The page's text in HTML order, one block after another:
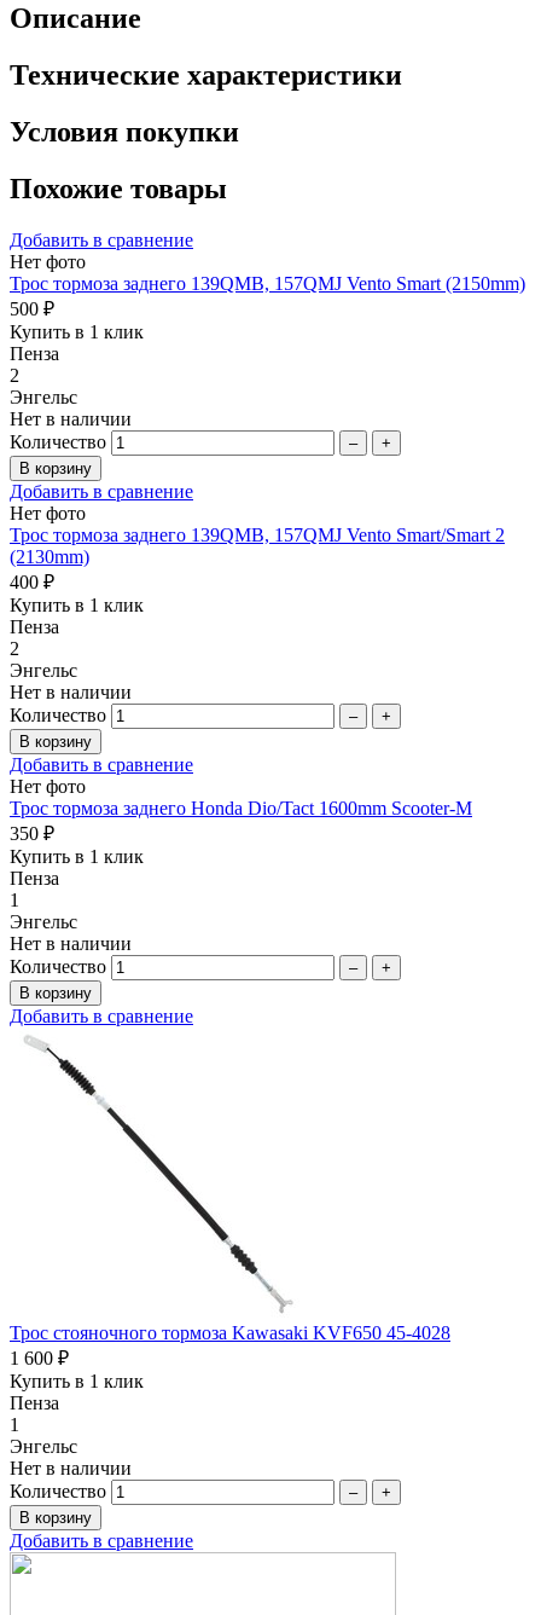
Описание
Технические характеристики
Условия покупки
Похожие товары
Добавить в сравнение
Нет фото
Трос тормоза заднего 139QMB, 157QMJ Vento Smart (2150mm)
500 ₽
Купить в 1 клик
Пенза
2
Энгельс
Нет в наличии
Количество
– +
Добавить в сравнение
Нет фото
Трос тормоза заднего 139QMB, 157QMJ Vento Smart/Smart 2
(2130mm)
400 ₽
Купить в 1 клик
Пенза
2
Энгельс
Нет в наличии
Количество
– +
Добавить в сравнение
Нет фото
Трос тормоза заднего Honda Dio/Tact 1600mm Scooter-M
350 ₽
Купить в 1 клик
Пенза
1
Энгельс
Нет в наличии
Количество
– +
Добавить в сравнение
Трос стояночного тормоза Kawasaki KVF650 45-4028
1 600 ₽
Купить в 1 клик
Пенза
1
Энгельс
Нет в наличии
Количество
– +
Добавить в сравнение